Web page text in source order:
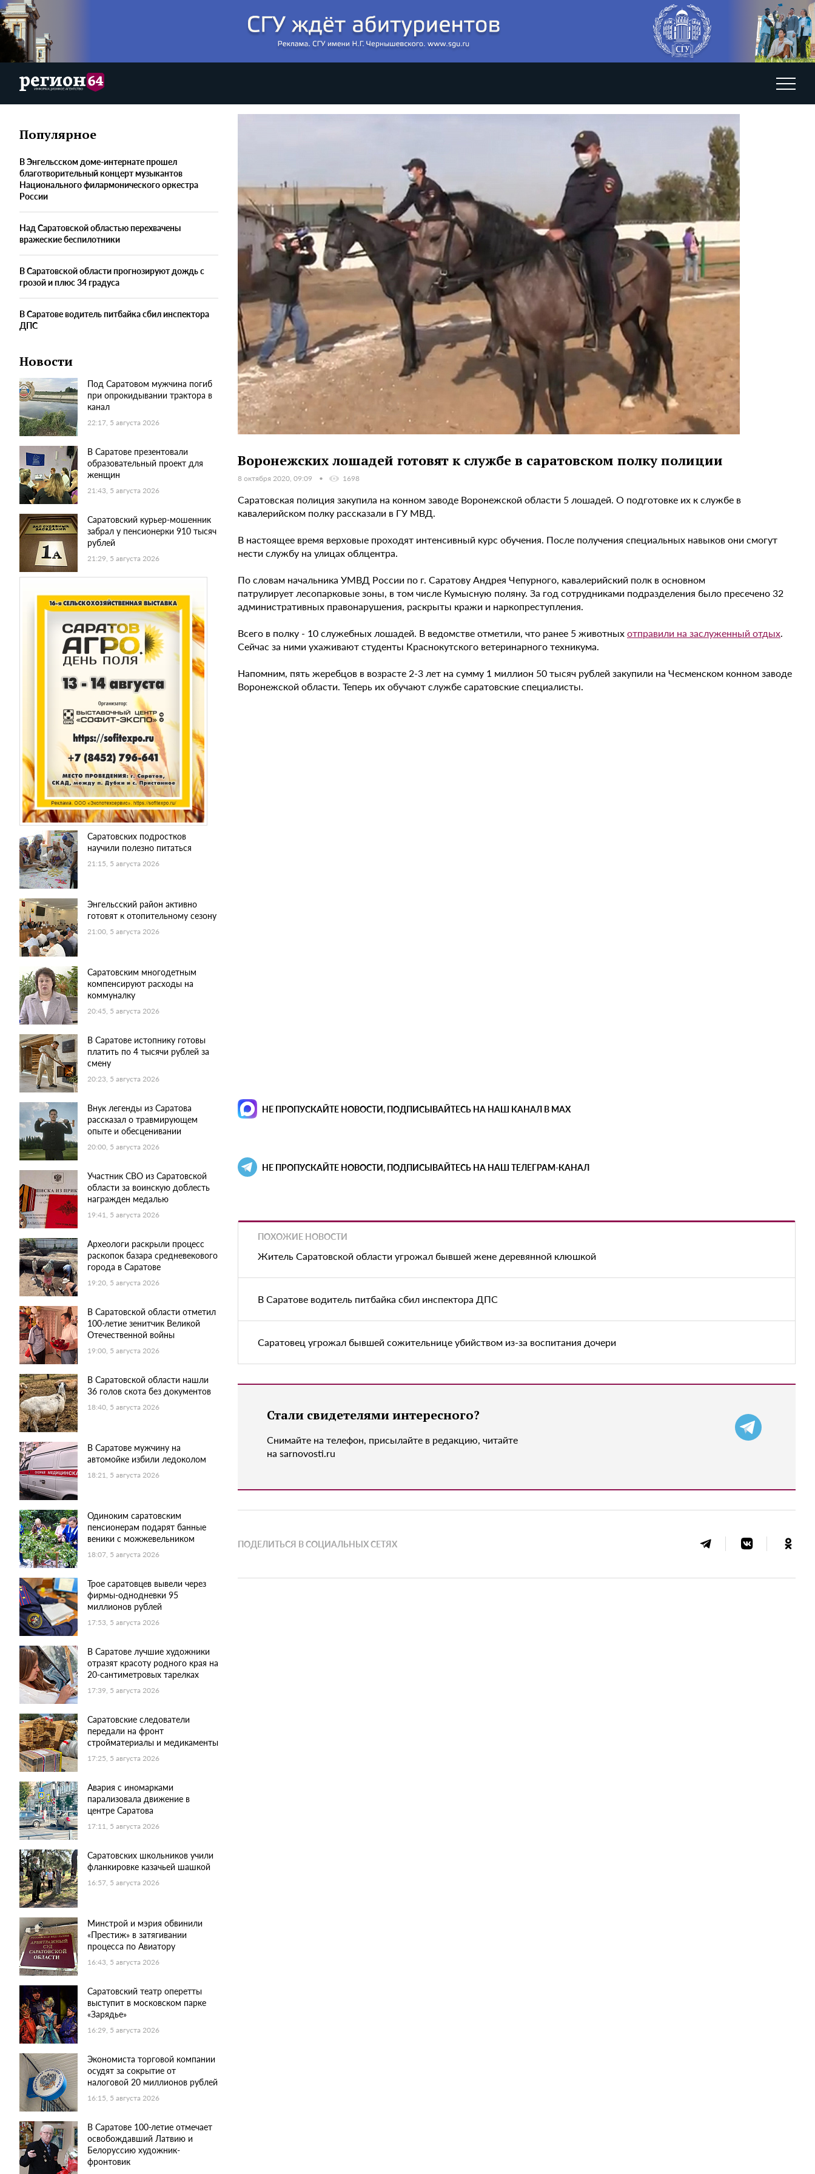
Популярное
В Энгельсском доме-интернате прошел
благотворительный концерт музыкантов
Национального филармонического оркестра
России
Над Саратовской областью перехвачены
вражеские беспилотники
В Саратовской области прогнозируют дождь с
грозой и плюс 34 градуса
В Саратове водитель питбайка сбил инспектора
ДПС
Новости
Под Саратовом мужчина погиб
при опрокидывании трактора в
канал
22:17, 5 августа 2026
В Саратове презентовали
образовательный проект для
женщин
21:43, 5 августа 2026
Саратовский курьер-мошенник
забрал у пенсионерки 910 тысяч
рублей
21:29, 5 августа 2026
Саратовских подростков
научили полезно питаться
21:15, 5 августа 2026
Энгельсский район активно
готовят к отопительному сезону
21:00, 5 августа 2026
Саратовским многодетным
компенсируют расходы на
коммуналку
20:45, 5 августа 2026
В Саратове истопнику готовы
платить по 4 тысячи рублей за
смену
20:23, 5 августа 2026
Внук легенды из Саратова
рассказал о травмирующем
опыте и обесценивании
20:00, 5 августа 2026
Участник СВО из Саратовской
области за воинскую доблесть
награжден медалью
19:41, 5 августа 2026
Археологи раскрыли процесс
раскопок базара средневекового
города в Саратове
19:20, 5 августа 2026
В Саратовской области отметил
100-летие зенитчик Великой
Отечественной войны
19:00, 5 августа 2026
В Саратовской области нашли
36 голов скота без документов
18:40, 5 августа 2026
В Саратове мужчину на
автомойке избили ледоколом
18:21, 5 августа 2026
Одиноким саратовским
пенсионерам подарят банные
веники с можжевельником
18:07, 5 августа 2026
Трое саратовцев вывели через
фирмы-однодневки 95
миллионов рублей
17:53, 5 августа 2026
В Саратове лучшие художники
отразят красоту родного края на
20-сантиметровых тарелках
17:39, 5 августа 2026
Саратовские следователи
передали на фронт
стройматериалы и медикаменты
17:25, 5 августа 2026
Авария с иномарками
парализовала движение в
центре Саратова
17:11, 5 августа 2026
Саратовских школьников учили
фланкировке казачьей шашкой
16:57, 5 августа 2026
Минстрой и мэрия обвинили
«Престиж» в затягивании
процесса по Авиатору
16:43, 5 августа 2026
Саратовский театр оперетты
выступит в московском парке
«Зарядье»
16:29, 5 августа 2026
Экономиста торговой компании
осудят за сокрытие от
налоговой 20 миллионов рублей
16:15, 5 августа 2026
В Саратове 100-летие отмечает
освобождавший Латвию и
Белоруссию художник-
фронтовик
Воронежских лошадей готовят к службе в саратовском полку полиции
8 октября 2020, 09:09 1698
Саратовская полиция закупила на конном заводе Воронежской области 5 лошадей. О подготовке их к службе в
кавалерийском полку рассказали в ГУ МВД.
В настоящее время верховые проходят интенсивный курс обучения. После получения специальных навыков они смогут
нести службу на улицах облцентра.
По словам начальника УМВД России по г. Саратову Андрея Чепурного, кавалерийский полк в основном
патрулирует лесопарковые зоны, в том числе Кумысную поляну. За год сотрудниками подразделения было пресечено 32
административных правонарушения, раскрыты кражи и наркопреступления.
Всего в полку - 10 служебных лошадей. В ведомстве отметили, что ранее 5 животныхотправили на заслуженный отдых.
Сейчас за ними ухаживают студенты Краснокутского ветеринарного техникума.
Напомним, пять жеребцов в возрасте 2-3 лет на сумму 1 миллион 50 тысяч рублей закупили на Чесменском конном заводе
Воронежской области. Теперь их обучают службе саратовские специалисты.
НЕ ПРОПУСКАЙТЕ НОВОСТИ, ПОДПИСЫВАЙТЕСЬ НА НАШ КАНАЛ В MAX
НЕ ПРОПУСКАЙТЕ НОВОСТИ, ПОДПИСЫВАЙТЕСЬ НА НАШ ТЕЛЕГРАМ-КАНАЛ
ПОХОЖИЕ НОВОСТИ
Житель Саратовской области угрожал бывшей жене деревянной клюшкой
В Саратове водитель питбайка сбил инспектора ДПС
Саратовец угрожал бывшей сожительнице убийством из-за воспитания дочери
Стали свидетелями интересного?
Снимайте на телефон, присылайте в редакцию, читайте
на sarnovosti.ru
ПОДЕЛИТЬСЯ В СОЦИАЛЬНЫХ СЕТЯХ